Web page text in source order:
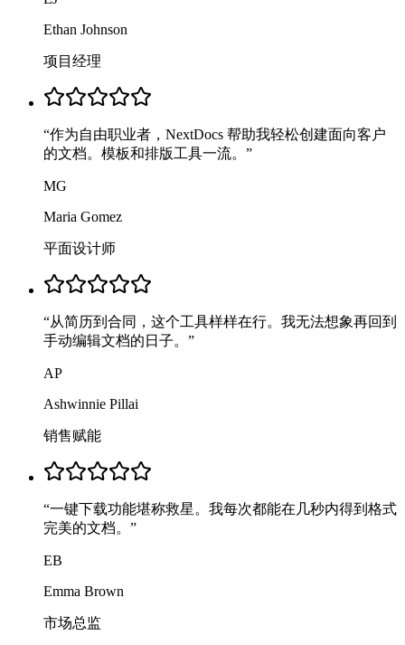
Ethan Johnson
项目经理
“作为自由职业者，NextDocs 帮助我轻松创建面向客户
的文档。模板和排版工具一流。 ”
MG
Maria Gomez
平面设计师
“从简历到合同，这个工具样样在行。我无法想象再回到
手动编辑文档的日子。 ”
AP
Ashwinnie Pillai
销售赋能
“一键下载功能堪称救星。我每次都能在几秒内得到格式
完美的文档。 ”
EB
Emma Brown
市场总监